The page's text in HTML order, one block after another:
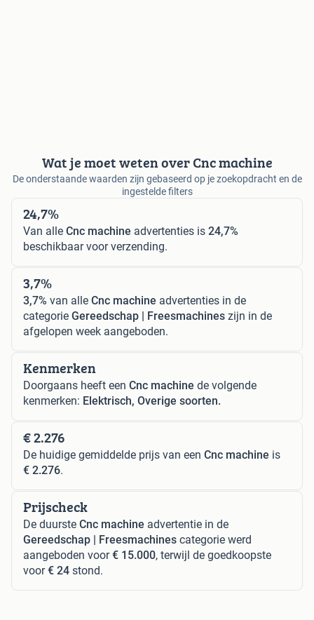
Wat je moet weten over Cnc machine
De onderstaande waarden zijn gebaseerd op je zoekopdracht en de
ingestelde filters
24,7%
Van alle Cnc machine advertenties is 24,7%
beschikbaar voor verzending.
3,7%
3,7% van alle Cnc machine advertenties in de
categorie Gereedschap | Freesmachines zijn in de
afgelopen week aangeboden.
Kenmerken
Doorgaans heeft een Cnc machine de volgende
kenmerken: Elektrisch, Overige soorten.
€ 2.276
De huidige gemiddelde prijs van een Cnc machine is
€ 2.276.
Prijscheck
De duurste Cnc machine advertentie in de
Gereedschap | Freesmachines categorie werd
aangeboden voor€ 15.000, terwijl de goedkoopste
voor€ 24 stond.